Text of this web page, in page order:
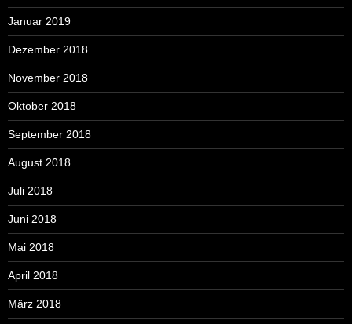
Januar 2019
Dezember 2018
November 2018
Oktober 2018
September 2018
August 2018
Juli 2018
Juni 2018
Mai 2018
April 2018
März 2018